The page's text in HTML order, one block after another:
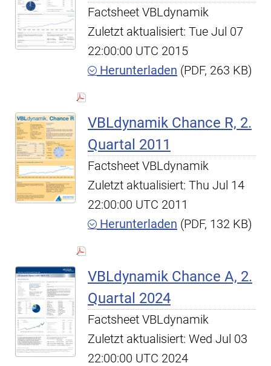
Factsheet VBLdynamik
Zuletzt aktualisiert: Tue Jul 07
22:00:00 UTC 2015
Herunterladen (PDF, 263 KB)
VBLdynamik Chance R, 2.
Quartal 2011
Factsheet VBLdynamik
Zuletzt aktualisiert: Thu Jul 14
22:00:00 UTC 2011
Herunterladen (PDF, 132 KB)
VBLdynamik Chance A, 2.
Quartal 2024
Factsheet VBLdynamik
Zuletzt aktualisiert: Wed Jul 03
22:00:00 UTC 2024